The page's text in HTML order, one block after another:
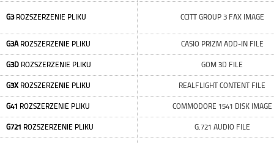
G3ROZSZERZENIE PLIKU CCITT GROUP 3 FAX IMAGE
G3AROZSZERZENIE PLIKU CASIO PRIZM ADD-IN FILE
G3D ROZSZERZENIE PLIKU GOM 3D FILE
G3XROZSZERZENIE PLIKU REALFLIGHT CONTENT FILE
G41 ROZSZERZENIE PLIKU COMMODORE 1541 DISK IMAGE
G721 ROZSZERZENIE PLIKU G.721 AUDIO FILE